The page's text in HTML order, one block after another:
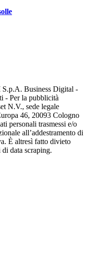
S.p.A. Business Digital -
- Per la pubblicità
N.V., sede legale
46, 20093 Cologno
personali trasmessi e/o
all’addestramento di
È altresì fatto divieto
data scraping.